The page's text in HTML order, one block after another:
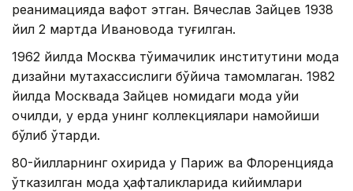
реанимацияда вафот этган. Вячеслав Зайцев 1938
йил 2 мартда Ивановода туғилган.
1962 йилда Москва тўқимачилик институтини мода
дизайни мутахассислиги бўйича тамомлаган. 1982
йилда Москвада Зайцев номидаги мода уйи
очилди, у ерда унинг коллекциялари намойиши
бўлиб ўтарди.
80-йилларнинг охирида у Париж ва Флоренцияда
ўтказилган мода ҳафталикларида кийимлари